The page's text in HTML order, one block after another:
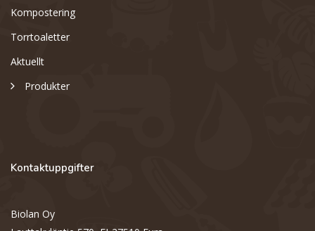
Kompostering
Torrtoaletter
Aktuellt
Produkter
Kontaktuppgifter
Biolan Oy
S